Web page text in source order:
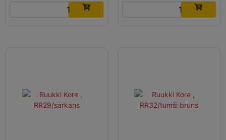
€ €